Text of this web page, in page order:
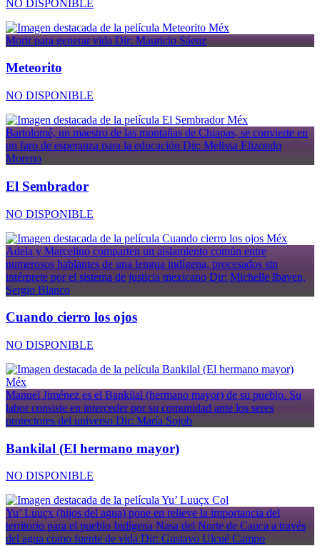
NO DISPONIBLE
Méx
Morir para generar vidaDir: Mauricio Sáenz
Meteorito
NO DISPONIBLE
Méx
Bartolomé, un maestro de las montañas de Chiapas, se convierte en
un faro de esperanza para la educación Dir: Melissa Elizondo
Moreno
El Sembrador
NO DISPONIBLE
Méx
Adela y Marcelino comparten un aislamiento común entre
numerosos hablantes de una lengua indígena, procesados sin
intérprete por el sistema de justicia mexicano Dir: Michelle Ibaven,
Sergio Blanco
Cuando cierro los ojos
NO DISPONIBLE
Méx
Manuel Jiménez es el Bankilal (hermano mayor) de su pueblo. Su
labor consiste en interceder por su comunidad ante los seres
protectores del universo Dir: María Sojob
Bankilal (El hermano mayor)
NO DISPONIBLE
Col
Yu’ Luuçx (hijos del agua) pone en relieve la importancia del
territorio para el pueblo Indígena Nasa del Norte de Cauca a través
del agua como fuente de vida Dir: Gustavo Ulcué Campo